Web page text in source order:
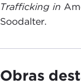
Trafficking in
Soodalter.
Obras